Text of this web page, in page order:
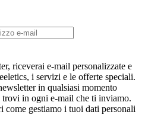
riceverai e-mail personalizzate e
i servizi e le offerte speciali.
in qualsiasi momento
in ogni e-mail che ti inviamo.
gestiamo i tuoi dati personali